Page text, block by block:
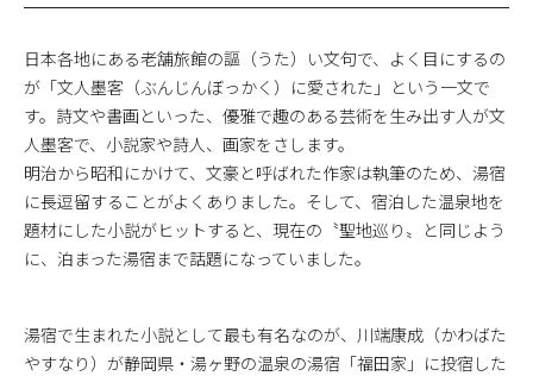
日本各地にある老舗旅館の謳（うた）い文句で、よく目にするの
が「文人墨客（ぶんじんぼっかく）に愛された」という一文で
す。詩文や書画といった、優雅で趣のある芸術を生み出す人が文
人墨客で、小説家や詩人、画家をさします。
明治から昭和にかけて、文豪と呼ばれた作家は執筆のため、湯宿
に長逗留することがよくありました。そして、宿泊した温泉地を
題材にした小説がヒットすると、現在の〝聖地巡り〟と同じよう
に、泊まった湯宿まで話題になっていました。
湯宿で生まれた小説として最も有名なのが、川端康成（かわばた
やすなり）が静岡県・湯ヶ野の温泉の湯宿「福田家」に投宿した